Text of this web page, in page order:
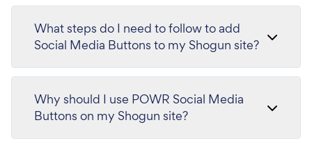
What steps do I need to follow to add
Social Media Buttons to my Shogun site?
Why should I use POWR Social Media
Buttons on my Shogun site?